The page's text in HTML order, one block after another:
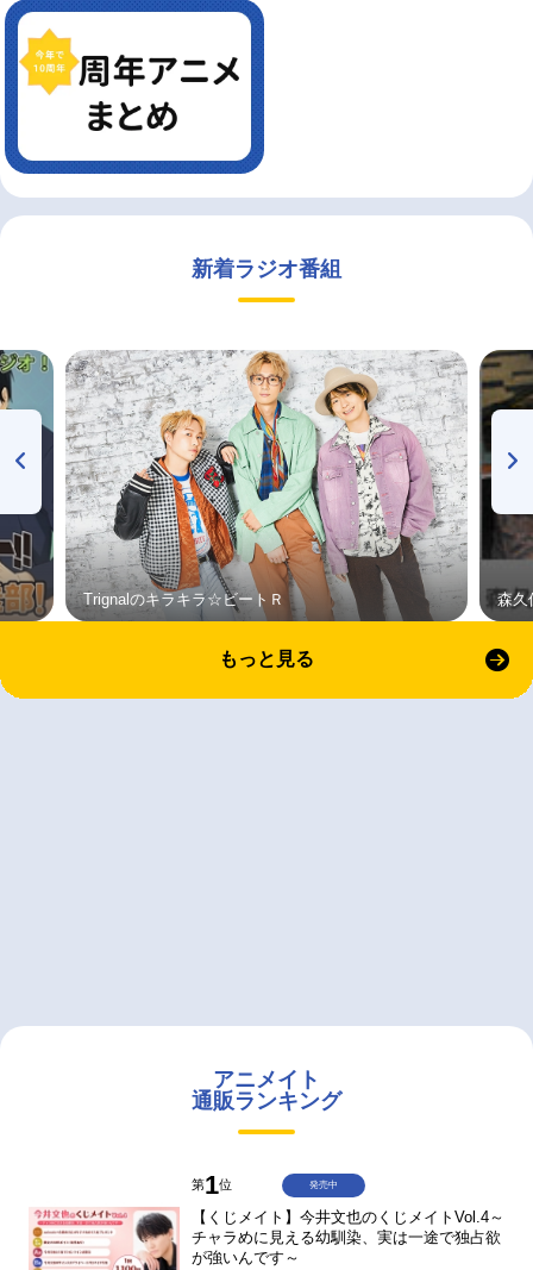
新着ラジオ番組
Trignalのキラキラ☆ビートＲ 森久
もっと見る
アニメイト
通販ランキング
第1位
【くじメイト】今井文也のくじメイトVol.4～
チャラめに見える幼馴染、実は一途で独占欲
が強いんです～
発売中